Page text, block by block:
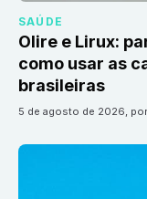
SAÚDE
Olire e Lirux:
como usar as
brasileiras
5 de agosto de 2026, por